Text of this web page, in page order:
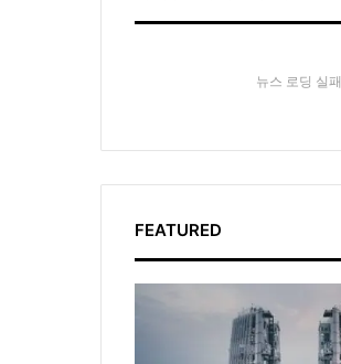
뉴스 로딩 실패
FEATURED